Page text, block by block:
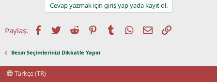
Cevap yazmak için giriş yap yada kayıt ol.
Paylaş: Facebook
TwitterReddit PinterestTumblrWhatsApp
E-postaLink
Besin Seçimlerinizi Dikkatle Yapın
Türkçe (TR)